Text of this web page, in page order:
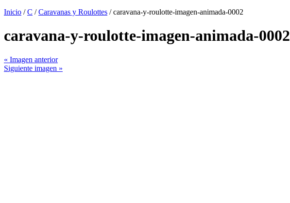
Inicio /C /Caravanas y Roulottes / caravana-y-roulotte-imagen-animada-0002
caravana-y-roulotte-imagen-animada-0002
« Imagen anterior
Siguiente imagen »